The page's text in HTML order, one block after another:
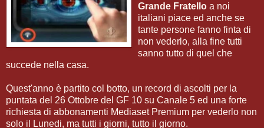
Grande Fratello a noi
italiani piace ed anche se
tante persone fanno finta di
non vederlo, alla fine tutti
sanno tutto di quel che
succede nella casa.
Quest'anno è partito col botto, un record di ascolti per la
puntata del 26 Ottobre del GF 10 su Canale 5 ed una forte
richiesta di abbonamenti Mediaset Premium per vederlo non
solo il Lunedi, ma tutti i giorni, tutto il giorno.